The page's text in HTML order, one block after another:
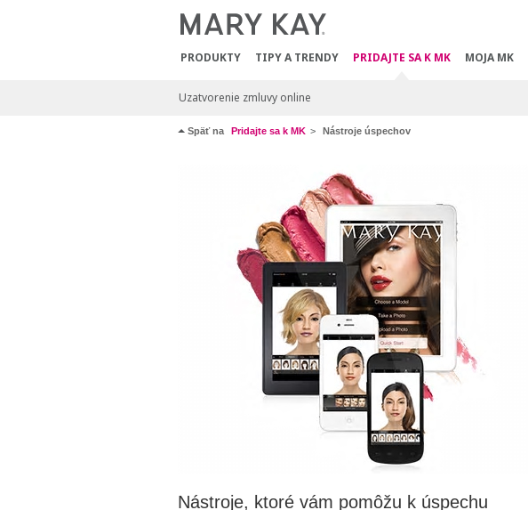
PRODUKTY TIPY A TRENDY PRIDAJTE SA K MK MOJA MK
Uzatvorenie zmluvy online
Späť na Pridajte sa k MK Nástroje úspechov
Nástroje, ktoré vám pomôžu k úspechu